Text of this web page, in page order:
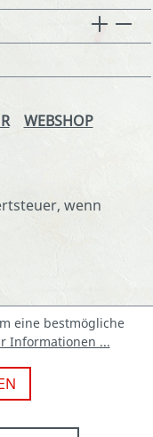
WEBSHOP
wenn
eine bestmögliche
Informationen ...